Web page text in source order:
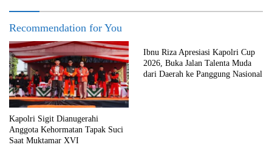
Recommendation for You
Kapolri Sigit Dianugerahi
Anggota Kehormatan Tapak Suci
Saat Muktamar XVI
Ibnu Riza Apresiasi Kapolri Cup
2026, Buka Jalan Talenta Muda
dari Daerah ke Panggung Nasional